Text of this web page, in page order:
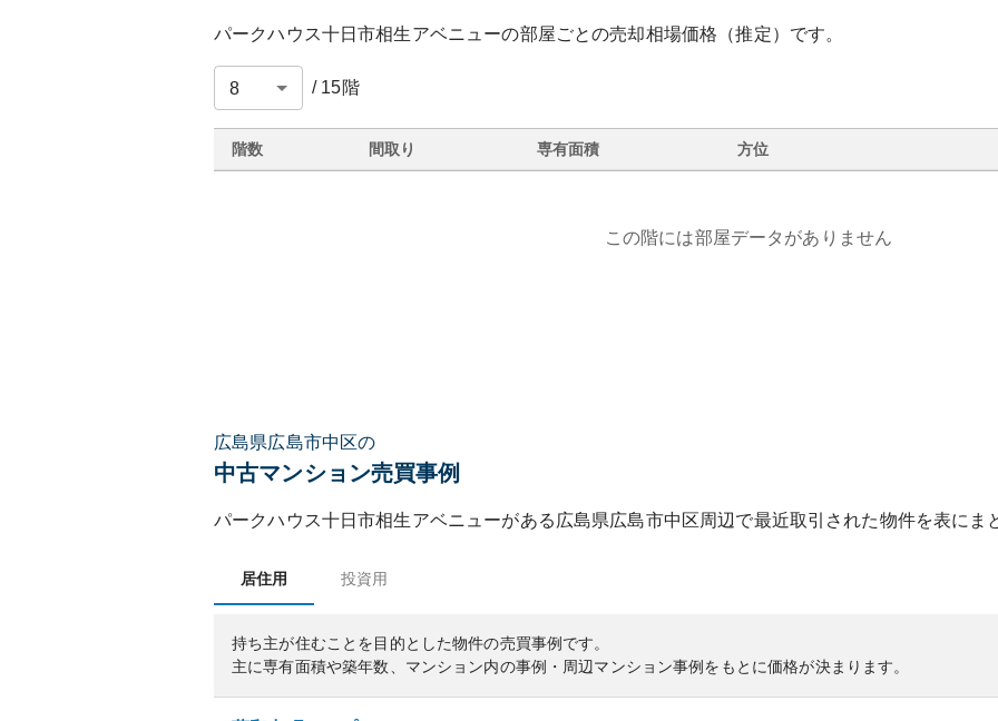
パークハウス十日市相生アベニューの部屋ごとの売却相場価格（推定）です。
/ 15階
階数 間取り 専有面積 方位
この階には部屋データがありません
広島県広島市中区の
中古マンション売買事例
パークハウス十日市相生アベニューがある 広島県広島市中区周辺で最近取引された物件を表にま
居住用 投資用
持ち主が住むことを目的とした物件の売買事例です。
主に専有面積や築年数、マンション内の事例・周辺マンション事例をもとに価格が決まります。